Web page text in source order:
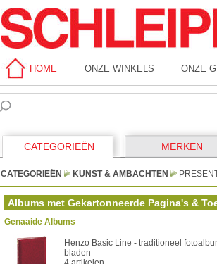
HOME ONZE WINKELS ONZE
CATEGORIEËN MERKEN
CATEGORIEËN KUNST & AMBACHTEN
Albums met Gekartonneerde Pagina's &
Genaaide Albums
Henzo Basic Line - traditioneel
bladen